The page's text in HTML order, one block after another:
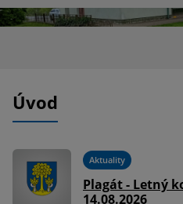
Úvod
Aktuality
Plagát - Letný
14.08.2026